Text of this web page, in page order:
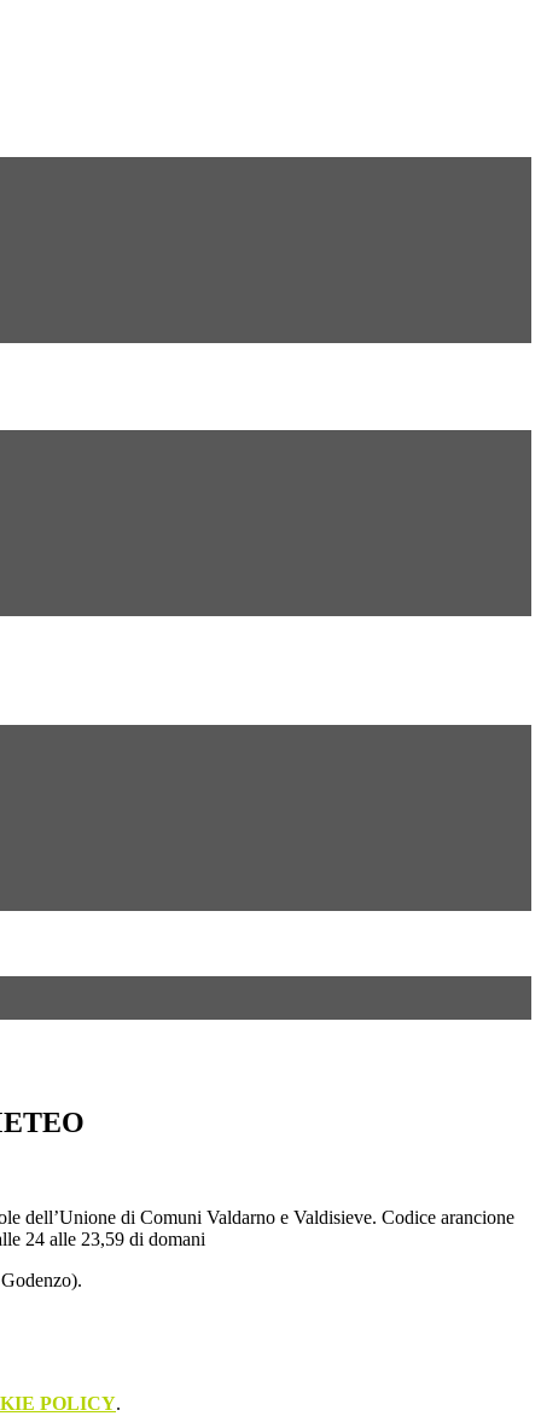
dell’Unione di Comuni Valdarno e Valdisieve. Codice arancione
24 alle 23,59 di domani
POLICY.